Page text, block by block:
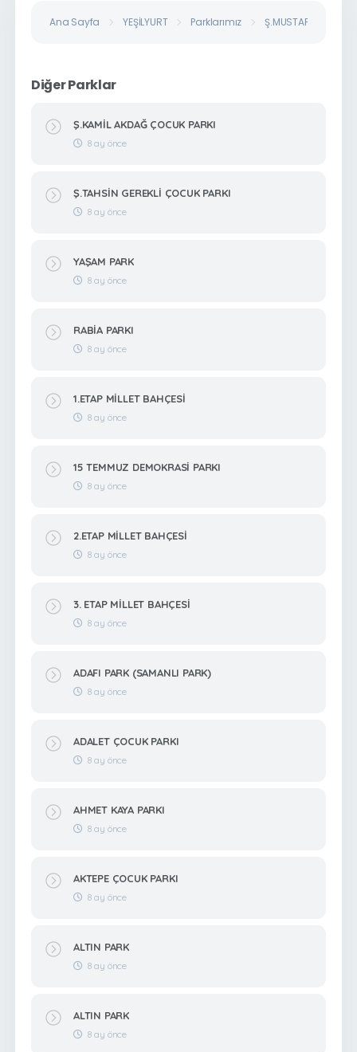
Ana Sayfa YEŞİLYURT Parklarımız Ş.MUSTAFA
Diğer Parklar
Ş.KAMİL AKDAĞ ÇOCUK PARKI
8 ay önce
Ş.TAHSİN GEREKLİ ÇOCUK PARKI
8 ay önce
YAŞAM PARK
8 ay önce
RABİA PARKI
8 ay önce
1.ETAP MİLLET BAHÇESİ
8 ay önce
15 TEMMUZ DEMOKRASİ PARKI
8 ay önce
2.ETAP MİLLET BAHÇESİ
8 ay önce
3. ETAP MİLLET BAHÇESİ
8 ay önce
ADAFI PARK (SAMANLI PARK)
8 ay önce
ADALET ÇOCUK PARKI
8 ay önce
AHMET KAYA PARKI
8 ay önce
AKTEPE ÇOCUK PARKI
8 ay önce
ALTIN PARK
8 ay önce
ALTIN PARK
8 ay önce